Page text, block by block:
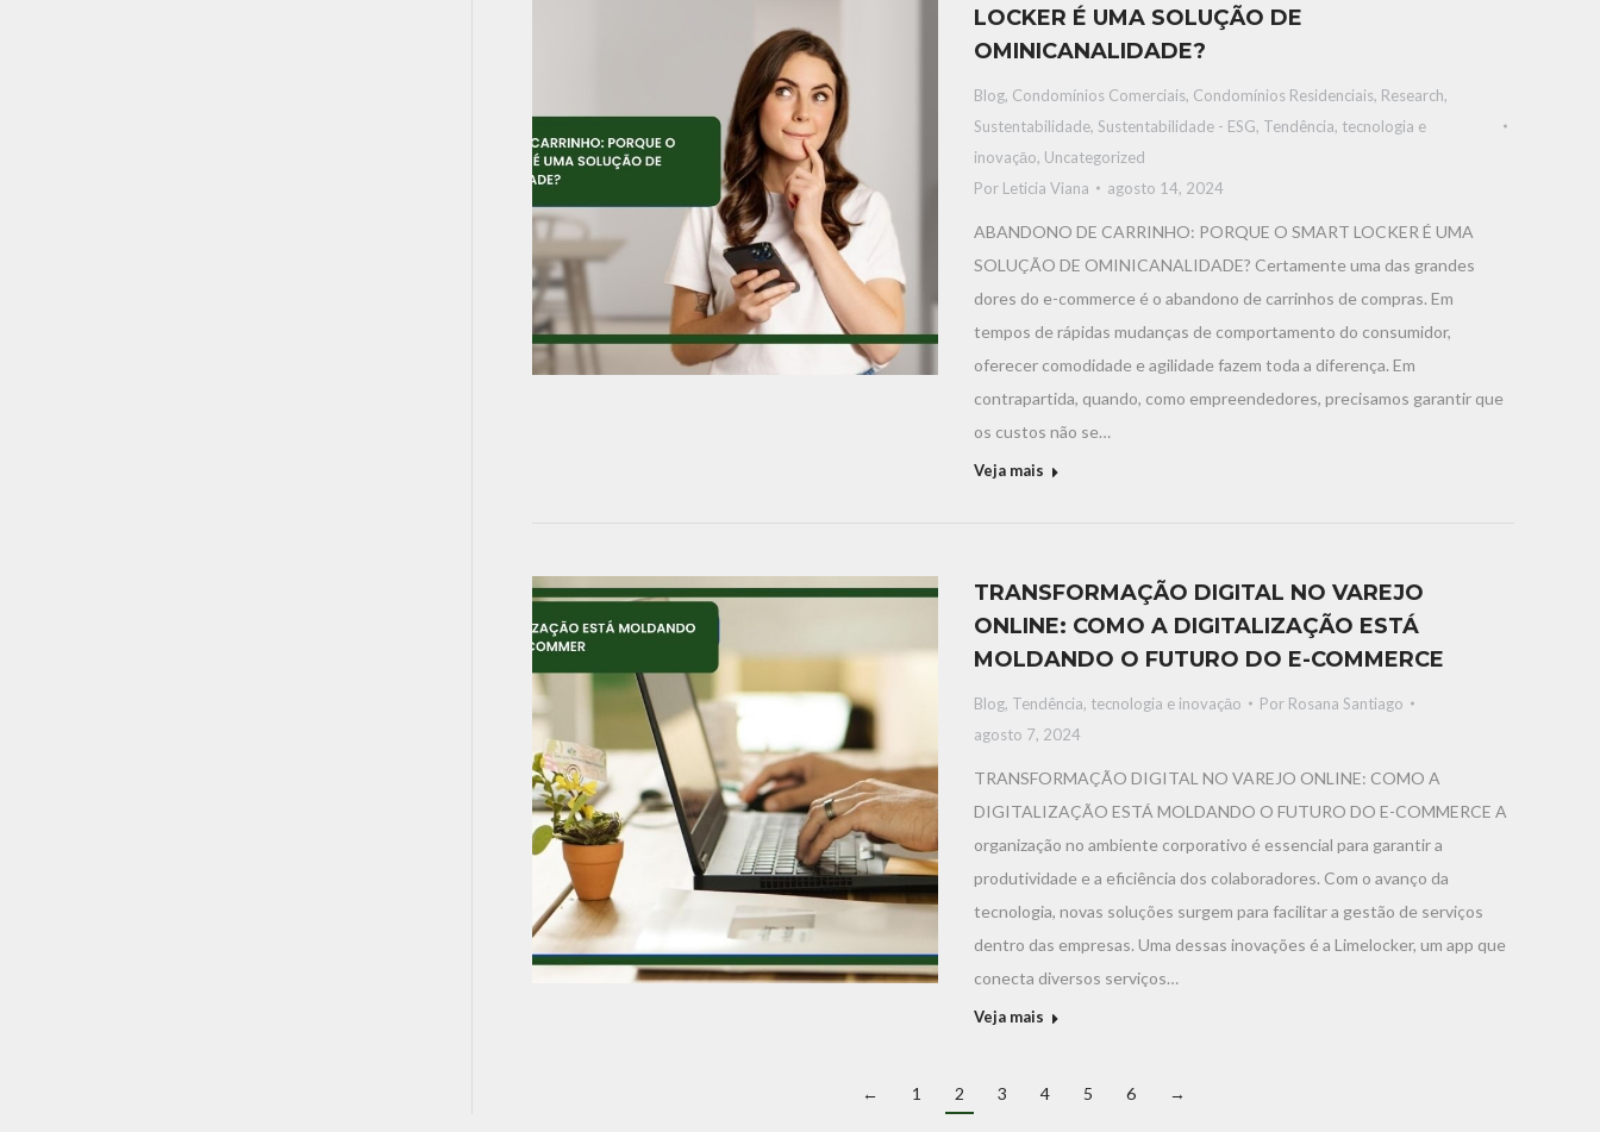
LOCKER É UMA SOLUÇÃO DE
OMINICANALIDADE?
Blog, Condomínios Comerciais, Condomínios Residenciais, Research,
Sustentabilidade,Sustentabilidade - ESG, Tendência, tecnologia e
inovaçāo, Uncategorized
Por Leticia Viana agosto 14, 2024
ABANDONO DE CARRINHO: PORQUE O SMART LOCKER É UMA
SOLUÇÃO DE OMINICANALIDADE? Certamente uma das grandes
dores do e-commerce é o abandono de carrinhos de compras. Em
tempos de rápidas mudanças de comportamento do consumidor,
oferecer comodidade e agilidade fazem toda a diferença. Em
contrapartida, quando, como empreendedores, precisamos garantir que
os custos não se…
Veja mais
TRANSFORMAÇÃO DIGITAL NO VAREJO
ONLINE: COMO A DIGITALIZAÇÃO ESTÁ
MOLDANDO O FUTURO DO E-COMMERCE
Blog, Tendência, tecnologia e inovaçāo Por Rosana Santiago
agosto 7, 2024
TRANSFORMAÇÃO DIGITAL NO VAREJO ONLINE: COMO A
DIGITALIZAÇÃO ESTÁ MOLDANDO O FUTURO DO E-COMMERCE A
organização no ambiente corporativo é essencial para garantir a
produtividade e a eficiência dos colaboradores. Com o avanço da
tecnologia, novas soluções surgem para facilitar a gestão de serviços
dentro das empresas. Uma dessas inovações é a Limelocker, um app que
conecta diversos serviços…
Veja mais
← 1 2 3 4 5 6 →